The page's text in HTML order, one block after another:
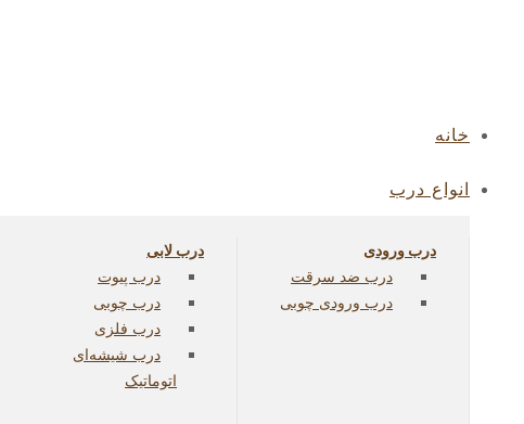
خانه
انواع درب
درب ورودی
درب ضد سرقت
درب ورودی چوبی
درب لابی
درب پیوت
درب چوبی
درب فلزی
درب شیشه‌ای
اتوماتیک